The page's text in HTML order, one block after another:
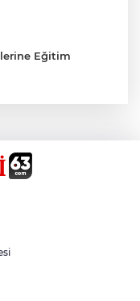
Eğitim
Dönemi
Karşılama